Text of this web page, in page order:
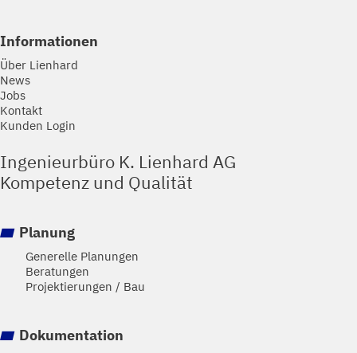
Informationen
Über Lienhard
News
Jobs
Kontakt
Kunden Login
Ingenieurbüro K. Lienhard AG
Kompetenz und Qualität
Planung
Generelle Planungen
Beratungen
Projektierungen / Bau
Dokumentation